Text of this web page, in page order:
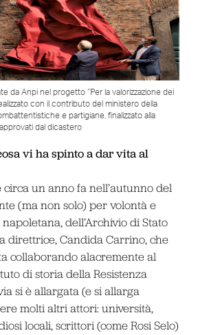
da Anpi nel progetto “Per la valorizzazione dei
con il contributo del ministero della
e partigiane, finalizzato alla
dal dicastero
vi ha spinto a dar vita al
circa un anno fa nell’autunno del
(ma non solo) per volontà e
dell’Archivio di Stato
direttrice, Candida Carrino, che
collaborando alacremente al
di storia della Resistenza
si è allargata (e si allarga
molti altri attori: università,
locali, scrittori (come Rosi Selo)